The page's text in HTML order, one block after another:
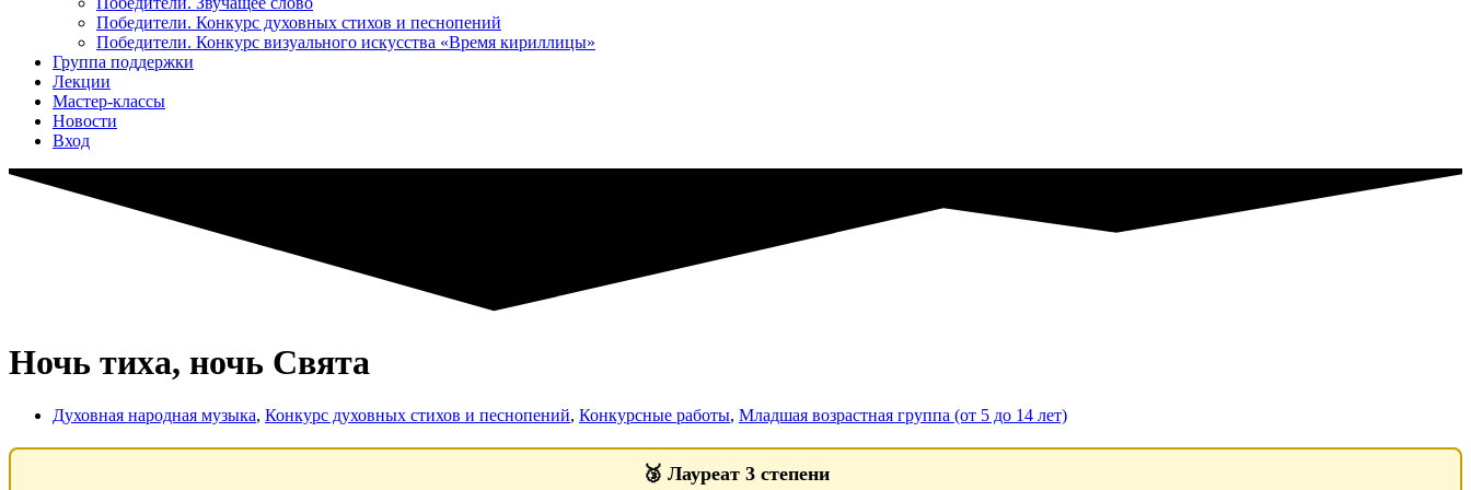
Победители. Конкурс духовных стихов и песнопений
Победители. Конкурс визуального искусства «Время кириллицы»
Группа поддержки
Лекции
Мастер-классы
Новости
Вход
Ночь тиха, ночь Свята
Духовная народная музыка, Конкурс духовных стихов и песнопений, Конкурсные работы, Младшая возрастная группа (от 5 до 14 лет)
🥉 Лауреат 3 степени